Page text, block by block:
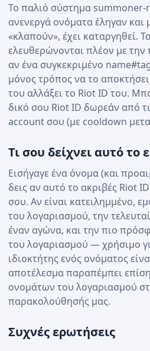
Το παλιό σύστημα summoner-
ανενεργά ονόματα έληγαν
«κλαπούν», έχει καταργηθεί.
ελευθερώνονται πλέον με
αν ένα συγκεκριμένο
μόνος τρόπος να το
του αλλάξει το Riot ID του.
δικό σου Riot ID δωρεάν από
account σου (με cooldown
Τι σου δείχνει αυτό το
Εισήγαγε ένα όνομα (και
δεις αν αυτό το ακριβές Riot
σου. Αν είναι κατειλημμένο,
του λογαριασμού, την
έναν αγώνα, και την πιο
του λογαριασμού — χρήσιμο
ιδιοκτήτης ενός ονόματος
αποτέλεσμα παραπέμπει
ονομάτων του λογαριασμού
παρακολούθησής μας.
Συχνές ερωτήσεις